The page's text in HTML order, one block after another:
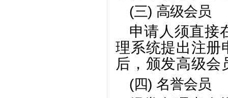
(三) 高级会员
申请人须直接
理系统提出注册
后，颁发高级会
(四) 名誉会员